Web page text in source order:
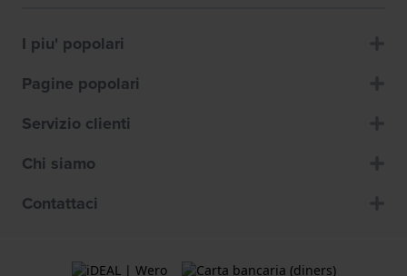
I piu' popolari
Pagine popolari
Servizio clienti
Chi siamo
Contattaci